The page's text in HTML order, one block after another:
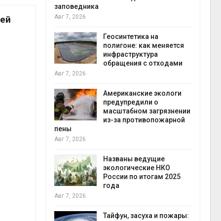
заповедника
Авг 7, 2026
Геосинтетика на
полигоне: как меняется
инфраструктура
обращения с отходами
Авг 7, 2026
Американские экологи
предупредили о
масштабном загрязнении
из-за противопожарной
пены
Авг 7, 2026
Названы ведущие
экологические НКО
России по итогам 2025
года
Авг 7, 2026
Тайфун, засуха и пожары: